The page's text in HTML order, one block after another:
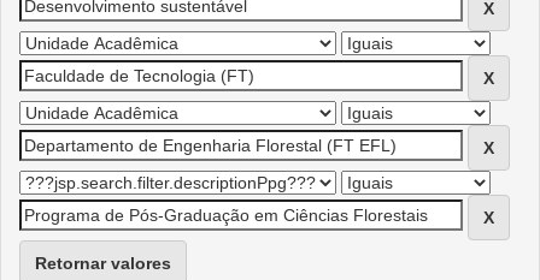
Retornar valores